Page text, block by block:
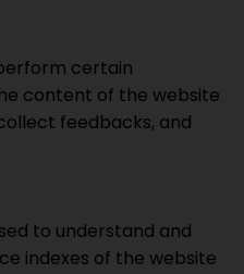
certain
content of the website
feedbacks, and
to understand and
indexes of the website